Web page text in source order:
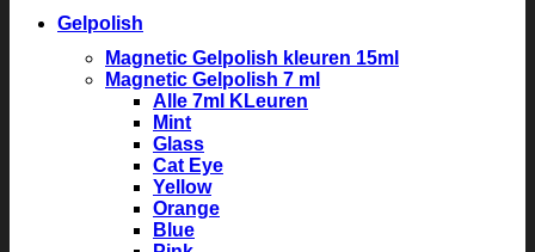
Gelpolish
Magnetic Gelpolish kleuren 15ml
Magnetic Gelpolish 7 ml
Alle 7ml KLeuren
Mint
Glass
Cat Eye
Yellow
Orange
Blue